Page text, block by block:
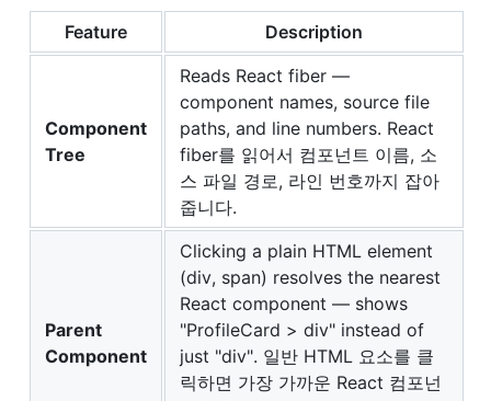
Feature Description
Component
Tree
Reads React fiber —
component names, source file
paths, and line numbers. React
fiber를 읽어서 컴포넌트 이름, 소
스 파일 경로, 라인 번호까지 잡아
줍니다.
Parent
Component
Clicking a plain HTML element
(div, span) resolves the nearest
React component — shows
"ProfileCard > div" instead of
just "div". 일반 HTML 요소를 클
릭하면 가장 가까운 React 컴포넌